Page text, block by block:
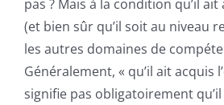
pas ? Mais à la condition qu’il
(et bien sûr qu’il soit au niveau
les autres domaines de
Généralement, « qu’il ait acquis
signifie pas obligatoirement